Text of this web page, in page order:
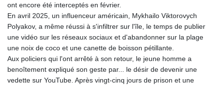
ont encore été interceptés en février.
En avril 2025, un influenceur américain, Mykhailo Viktorovych
Polyakov, a même réussi à s'infiltrer sur l'île, le temps de publier
une vidéo sur les réseaux sociaux et d'abandonner sur la plage
une noix de coco et une canette de boisson pétillante.
Aux policiers qui l'ont arrêté à son retour, le jeune homme a
benoîtement expliqué son geste par... le désir de devenir une
vedette sur YouTube. Après vingt-cinq jours de prison et une